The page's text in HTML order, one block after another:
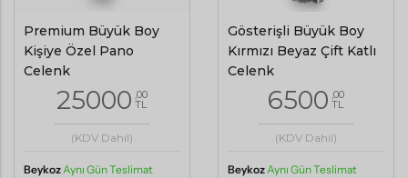
Premium Büyük Boy
Kişiye Özel Pano
Çelenk
25000 ,00
TL
(KDV Dahil)
BeykozAynı Gün Teslimat
Gösterişli Büyük Boy
Kırmızı Beyaz Çift Katlı
Çelenk
6500 ,00
TL
(KDV Dahil)
BeykozAynı Gün Teslimat